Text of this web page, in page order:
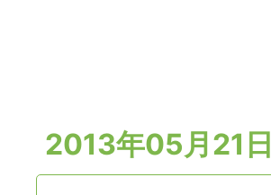
2013年05月21日